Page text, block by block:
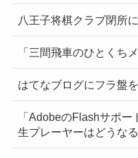
八王子将棋クラブ閉所
「三間飛車のひとくち
はてなブログにフラ盤
「AdobeのFlashサポ
生プレーヤーはどうな